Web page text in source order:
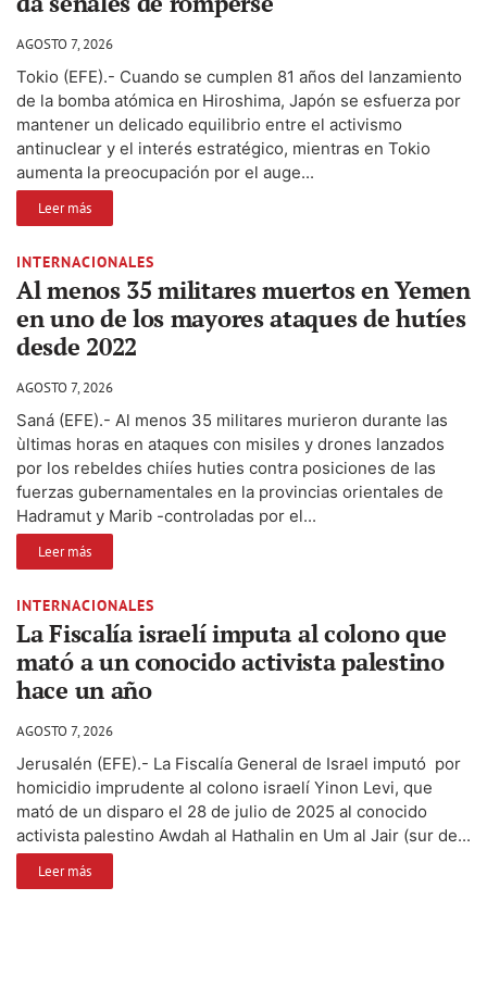
AGOSTO 7, 2026
Tokio (EFE).- Cuando se cumplen 81 años del lanzamiento
de la bomba atómica en Hiroshima, Japón se esfuerza por
mantener un delicado equilibrio entre el activismo
antinuclear y el interés estratégico, mientras en Tokio
aumenta la preocupación por el auge...
Leer más
INTERNACIONALES
Al menos 35 militares muertos en Yemen
en uno de los mayores ataques de hutíes
desde 2022
AGOSTO 7, 2026
Saná (EFE).- Al menos 35 militares murieron durante las
ùltimas horas en ataques con misiles y drones lanzados
por los rebeldes chiíes huties contra posiciones de las
fuerzas gubernamentales en la provincias orientales de
Hadramut y Marib -controladas por el...
Leer más
INTERNACIONALES
La Fiscalía israelí imputa al colono que
mató a un conocido activista palestino
hace un año
AGOSTO 7, 2026
Jerusalén (EFE).- La Fiscalía General de Israel imputó por
homicidio imprudente al colono israelí Yinon Levi, que
mató de un disparo el 28 de julio de 2025 al conocido
activista palestino Awdah al Hathalin en Um al Jair (sur de...
Leer más